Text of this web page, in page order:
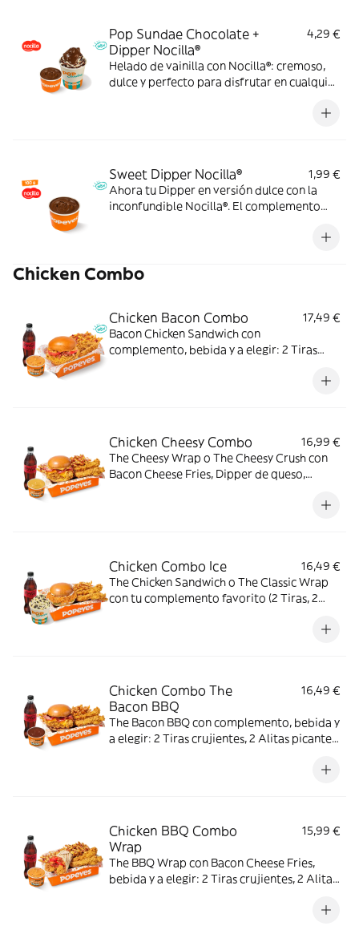
Pop Sundae Chocolate +
Dipper Nocilla®
4,29 €
Helado de vainilla con Nocilla®: cremoso,
dulce y perfecto para disfrutar en cualquier
Sweet Dipper Nocilla®
1,99 €
Ahora tu Dipper en versión dulce con la
inconfundible Nocilla®. El complemento
Chicken Combo
Chicken Bacon Combo
17,49 €
Bacon Chicken Sandwich con
complemento, bebida y a elegir: 2 Tiras
Nuggets. Ideal para los que creen que todo
Chicken Cheesy Combo
16,99 €
The Cheesy Wrap o The Cheesy Crush con
Bacon Cheese Fries, Dipper de queso,
Chicken Combo Ice
16,49 €
The Chicken Sandwich o The Classic Wrap
con tu complemento favorito (2 Tiras, 2
cajún, bebida y Pop Cream de Oreo o Kit
Chicken Combo The
Bacon BBQ
16,49 €
The Bacon BBQ con complemento, bebida y
a elegir: 2 Tiras crujientes, 2 Alitas picantes
Chicken BBQ Combo
Wrap
15,99 €
The BBQ Wrap con Bacon Cheese Fries,
bebida y a elegir: 2 Tiras crujientes, 2 Alitas